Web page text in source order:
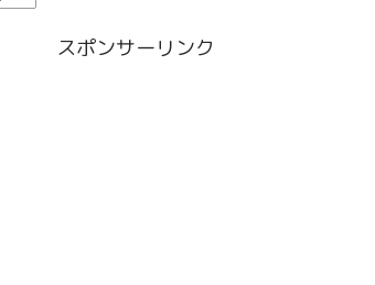
スポンサーリンク